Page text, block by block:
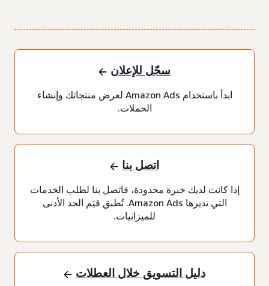
سجّل للإعلان
ابدأ باستخدام Amazon Ads لعرض منتجاتك وإنشاء
الحملات.
اتصل بنا
إذا كانت لديك خبرة محدودة، فاتصل بنا لطلب الخدمات
التي تديرها Amazon Ads. تُطبق قيَم الحد الأدنى
للميزانيات.
دليل التسويق خلال العطلات